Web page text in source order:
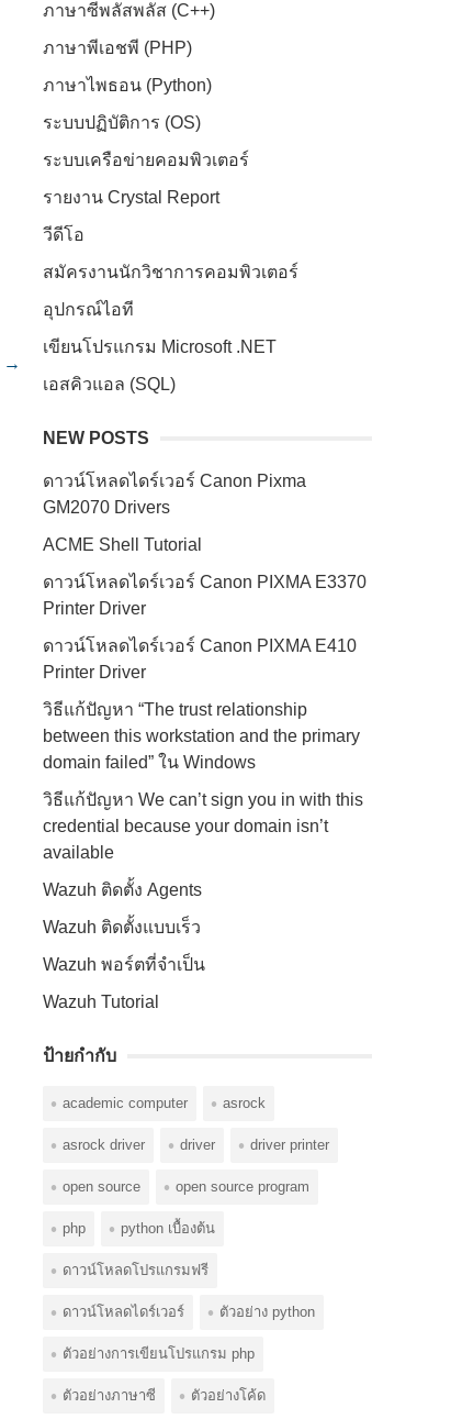
→
ภาษาซีพลัสพลัส (C++)
ภาษาพีเอชพี (PHP)
ภาษาไพธอน (Python)
ระบบปฏิบัติการ (OS)
ระบบเครือข่ายคอมพิวเตอร์
รายงาน Crystal Report
วีดีโอ
สมัครงานนักวิชาการคอมพิวเตอร์
อุปกรณ์ไอที
เขียนโปรแกรม Microsoft .NET
เอสคิวแอล (SQL)
NEW POSTS
ดาวน์โหลดไดร์เวอร์ Canon Pixma
GM2070 Drivers
ACME Shell Tutorial
ดาวน์โหลดไดร์เวอร์ Canon PIXMA E3370
Printer Driver
ดาวน์โหลดไดร์เวอร์ Canon PIXMA E410
Printer Driver
วิธีแก้ปัญหา “The trust relationship
between this workstation and the primary
domain failed” ใน Windows
วิธีแก้ปัญหา We can’t sign you in with this
credential because your domain isn’t
available
Wazuh ติดตั้ง Agents
Wazuh ติดตั้งแบบเร็ว
Wazuh พอร์ตที่จำเป็น
Wazuh Tutorial
ป้ายกำกับ
academic computer asrock
asrock driver driver driver printer
open source open source program
php python เบื้องต้น
ดาวน์โหลดโปรแกรมฟรี
ดาวน์โหลดไดร์เวอร์ ตัวอย่าง python
ตัวอย่างการเขียนโปรแกรม php
ตัวอย่างภาษาซี ตัวอย่างโค้ด